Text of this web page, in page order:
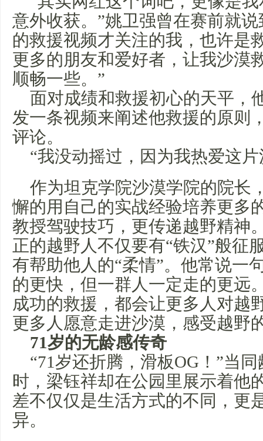
意外收获。”姚卫强曾在赛前就
的救援视频才关注的我，也许是
更多的朋友和爱好者，让我沙漠
顺畅一些。”
面对成绩和救援初心的天平，
发一条视频来阐述他救援的原则
评论。
“我没动摇过，因为我热爱这片
作为坦克学院沙漠学院的院长
懈的用自己的实战经验培养更多
教授驾驶技巧，更传递越野精神
正的越野人不仅要有“铁汉”般征
有帮助他人的“柔情”。他常说一
的更快，但一群人一定走的更远
成功的救援，都会让更多人对越
更多人愿意走进沙漠，感受越野
71岁的无龄感传奇
“71岁还折腾，滑板OG！”当
时，梁钰祥却在公园里展示着他
差不仅仅是生活方式的不同，更
异。